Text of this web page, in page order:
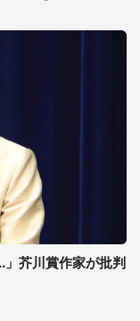
」芥川賞作家が批判